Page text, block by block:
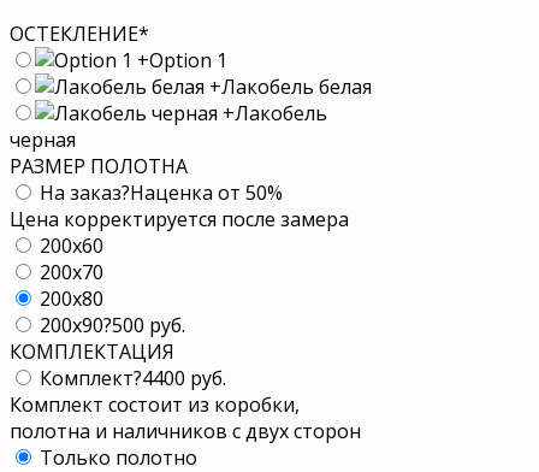
ОСТЕКЛЕНИЕ*
+Option 1
+Лакобель белая
+Лакобель
черная
РАЗМЕР ПОЛОТНА
На заказ?Наценка от 50%
Цена корректируется после замера
200x60
200x70
200x80
200x90?500 руб.
КОМПЛЕКТАЦИЯ
Комплект?4400 руб.
Комплект состоит из коробки,
полотна и наличников с двух сторон
Только полотно